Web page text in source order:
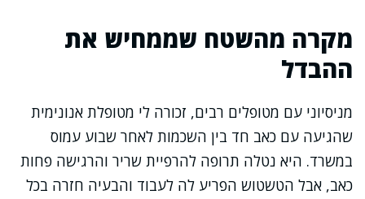
מקרה מהשטח שממחיש את
ההבדל
מניסיוני עם מטופלים רבים, זכורה לי מטופלת אנונימית
שהגיעה עם כאב חד בין השכמות לאחר שבוע עמוס
במשרד. היא נטלה תרופה להרפיית שריר והרגישה פחות
כאב, אבל הטשטוש הפריע לה לעבוד והבעיה חזרה בכל